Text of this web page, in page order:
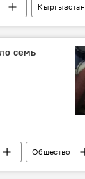
Кыргызстан
Кульская область
семь
Общество